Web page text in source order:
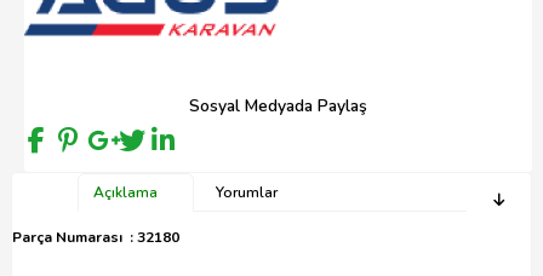
Sosyal Medyada Paylaş
Açıklama Yorumlar
Parça Numarası : 32180